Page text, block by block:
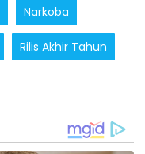
Narkoba
Rilis Akhir Tahun